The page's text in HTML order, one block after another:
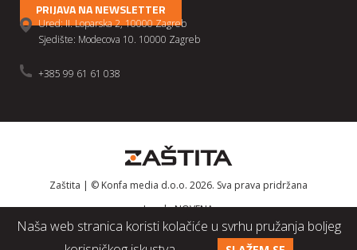
Naša web stranica koristi kolačiće u svrhu pružanja boljeg
PRIJAVA NA NEWSLETTER
Ured: II. Loparska 2, 10000 Zagreb
Sjedište: Modecova 10. 10000 Zagreb
+385 99 61 61 038
Zaštita | © Konfa media d.o.o. 2026. Sva prava pridržana
IzradaNOVENA